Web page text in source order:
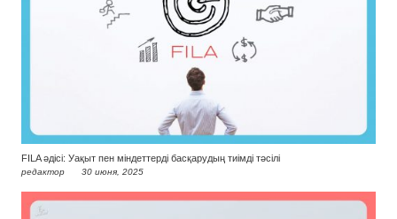
FILA әдісі: Уақыт пен міндеттерді басқарудың тиімді тәсілі
редактор 30 июня, 2025